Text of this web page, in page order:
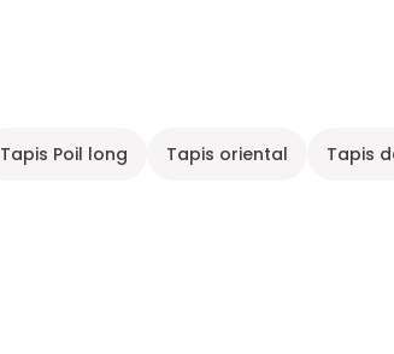
Tapis Poil long Tapis oriental Tapis